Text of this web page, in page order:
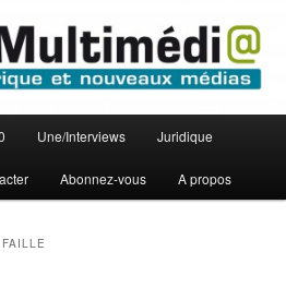
Une/Interviews Juridique
Abonnez-vous A propos
FAILLE